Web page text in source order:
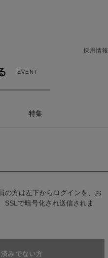
採用情報
EVENT
特集
の方は左下からログインを、お
で暗号化され送信されま
みでない方